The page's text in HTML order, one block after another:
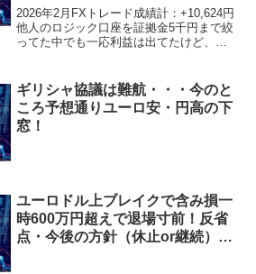
2026年2月FXトレード成績計：+10,624円
他人のロジック口座を証拠金5千円まで絞
ってた中でも一応利益は出てたけど、資
切り替え。余裕が出てきたらまたこの口
座の運...
ギリシャ協議は難航・・・今のと
ころ予想通りユーロ安・円高の下
窓！
ユーロドル上ブレイクで含み損一
時600万円超えで退場寸前！反省
点・今後の方針（休止or継続）に